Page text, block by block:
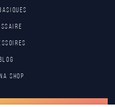
Blog
Shop